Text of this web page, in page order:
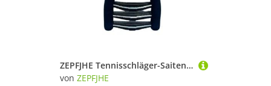
ZEPFJHE Tennisschläger-Saitenmaschine, Badminton-Saitenklemme, 3/4-Federstarter, Spannwerkzeug, Ausrüstung für dauerhaften Federstart, Saitenwerkzeug für Badmintonschläger
von ZEPFJHE